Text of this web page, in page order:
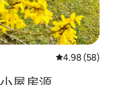
平均评分 4.98
4.98 (58)